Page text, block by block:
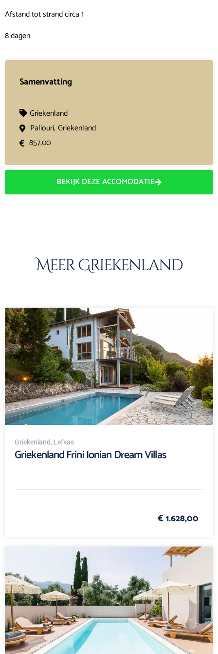
Afstand tot strand circa 1
8 dagen
Samenvatting
Griekenland
Paliouri,Griekenland
857,00
BEKIJK DEZE ACCOMODATIE
Meer Griekenland
Griekenland, Lefkas
Griekenland Frini Ionian Dream Villas
€ 1.628,00